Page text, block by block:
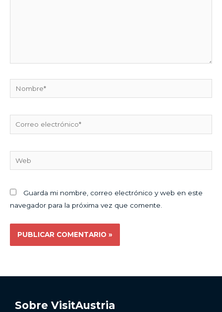
Nombre*
electrónico*
Guarda mi nombre, correo electrónico y web en este
navegador para la próxima vez que comente.
Sobre VisitAustria